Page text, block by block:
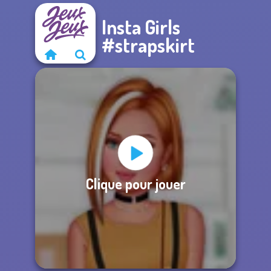
Insta Girls
#strapskirt
Clique pour jouer